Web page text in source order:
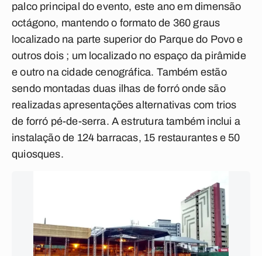
palco principal do evento, este ano em dimensão
octágono, mantendo o formato de 360 graus
localizado na parte superior do Parque do Povo e
outros dois ; um localizado no espaço da pirâmide
e outro na cidade cenográfica. Também estão
sendo montadas duas ilhas de forró onde são
realizadas apresentações alternativas com trios
de forró pé-de-serra. A estrutura também inclui a
instalação de 124 barracas, 15 restaurantes e 50
quiosques.